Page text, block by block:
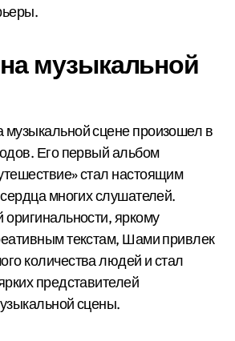
музыкальной
сцене произошел в
Его первый альбом
стал настоящим
многих слушателей.
яркому
текстам, Шами привлек
количества людей и стал
представителей
сцены.